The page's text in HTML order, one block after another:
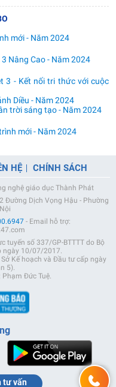
mới - Năm 2024
3 Nâng Cao - Năm 2024
3 - Kết nối tri thức với cuộc
Diều - Năm 2024
trời sáng tạo - Năm 2024
mới - Năm 2024
HỆ CHÍNH SÁCH
nghệ giáo dục Thành Phát
Đường Dịch Vọng Hậu - Phường
- Email hỗ trợ:
tuyến số 337/GP-BTTTT do Bộ
ngày 10/07/2017.
Kế hoạch và Đầu tư cấp ngày
5).
Đức Tuệ.
tư vấn